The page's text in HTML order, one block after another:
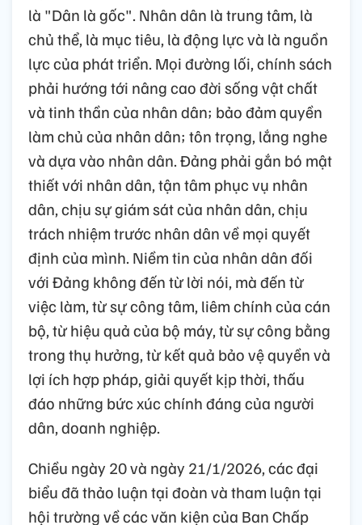
Tinh thần cốt lõi được cô đọng trong 8 nội
dung quan trọng, thể hiện rõ yêu cầu “Lựa
chọn đúng - triển khai nhanh - làm đến nơi
đến chốn - đo lường bằng kết quả”.
Mặt khác, theo Báo cáo chính trị, tư tưởng
xuyên suốt trong Văn kiện và cũng là cội
nguồn sức mạnh của cách mạng Việt Nam
là "Dân là gốc". Nhân dân là trung tâm, là
chủ thể, là mục tiêu, là động lực và là nguồn
lực của phát triển. Mọi đường lối, chính sách
phải hướng tới nâng cao đời sống vật chất
và tinh thần của nhân dân; bảo đảm quyền
làm chủ của nhân dân; tôn trọng, lắng nghe
và dựa vào nhân dân. Đảng phải gắn bó mật
thiết với nhân dân, tận tâm phục vụ nhân
dân, chịu sự giám sát của nhân dân, chịu
trách nhiệm trước nhân dân về mọi quyết
định của mình. Niềm tin của nhân dân đối
với Đảng không đến từ lời nói, mà đến từ
việc làm, từ sự công tâm, liêm chính của cán
bộ, từ hiệu quả của bộ máy, từ sự công bằng